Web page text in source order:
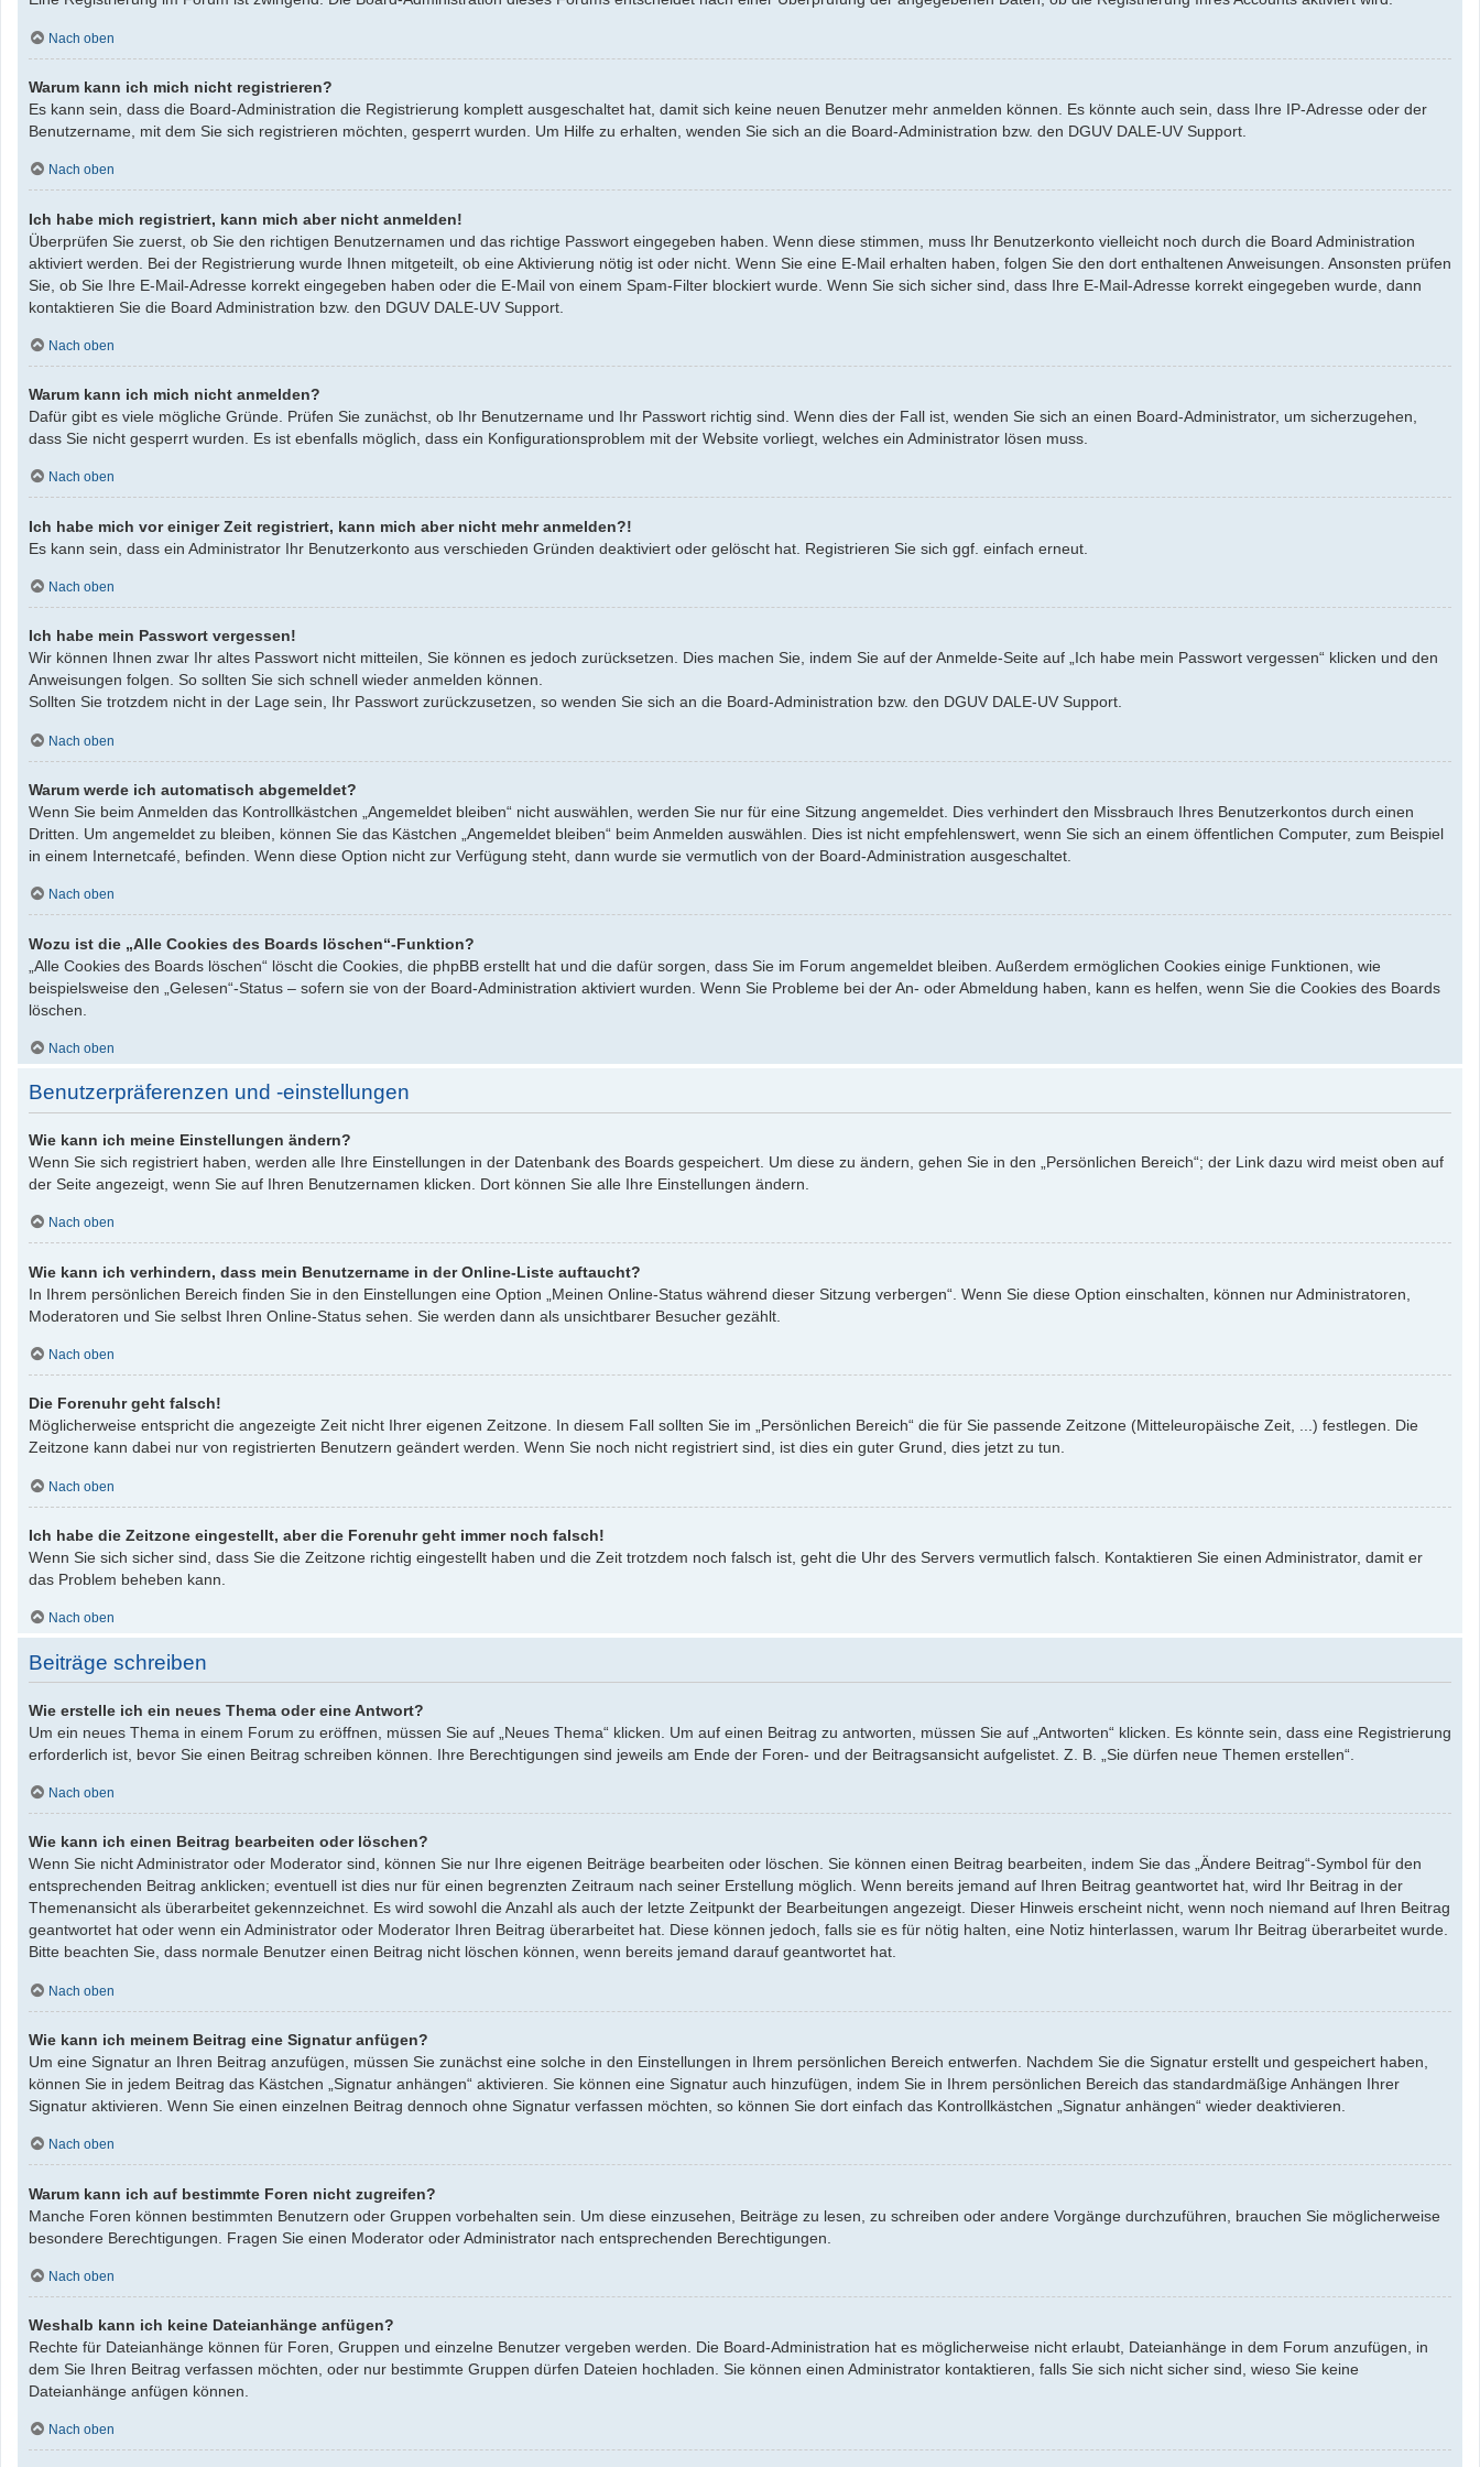
Nach oben
Warum kann ich mich nicht registrieren?
Es kann sein, dass die Board-Administration die Registrierung komplett ausgeschaltet hat, damit sich keine neuen Benutzer mehr anmelden können. Es könnte auch sein, dass Ihre IP-Adresse oder der
Benutzername, mit dem Sie sich registrieren möchten, gesperrt wurden. Um Hilfe zu erhalten, wenden Sie sich an die Board-Administration bzw. den DGUV DALE-UV Support.
Nach oben
Ich habe mich registriert, kann mich aber nicht anmelden!
Überprüfen Sie zuerst, ob Sie den richtigen Benutzernamen und das richtige Passwort eingegeben haben. Wenn diese stimmen, muss Ihr Benutzerkonto vielleicht noch durch die Board Administration
aktiviert werden. Bei der Registrierung wurde Ihnen mitgeteilt, ob eine Aktivierung nötig ist oder nicht. Wenn Sie eine E-Mail erhalten haben, folgen Sie den dort enthaltenen Anweisungen. Ansonsten prüfen
Sie, ob Sie Ihre E-Mail-Adresse korrekt eingegeben haben oder die E-Mail von einem Spam-Filter blockiert wurde. Wenn Sie sich sicher sind, dass Ihre E-Mail-Adresse korrekt eingegeben wurde, dann
kontaktieren Sie die Board Administration bzw. den DGUV DALE-UV Support.
Nach oben
Warum kann ich mich nicht anmelden?
Dafür gibt es viele mögliche Gründe. Prüfen Sie zunächst, ob Ihr Benutzername und Ihr Passwort richtig sind. Wenn dies der Fall ist, wenden Sie sich an einen Board-Administrator, um sicherzugehen,
dass Sie nicht gesperrt wurden. Es ist ebenfalls möglich, dass ein Konfigurationsproblem mit der Website vorliegt, welches ein Administrator lösen muss.
Nach oben
Ich habe mich vor einiger Zeit registriert, kann mich aber nicht mehr anmelden?!
Es kann sein, dass ein Administrator Ihr Benutzerkonto aus verschieden Gründen deaktiviert oder gelöscht hat. Registrieren Sie sich ggf. einfach erneut.
Nach oben
Ich habe mein Passwort vergessen!
Wir können Ihnen zwar Ihr altes Passwort nicht mitteilen, Sie können es jedoch zurücksetzen. Dies machen Sie, indem Sie auf der Anmelde-Seite auf „Ich habe mein Passwort vergessen“ klicken und den
Anweisungen folgen. So sollten Sie sich schnell wieder anmelden können.
Sollten Sie trotzdem nicht in der Lage sein, Ihr Passwort zurückzusetzen, so wenden Sie sich an die Board-Administration bzw. den DGUV DALE-UV Support.
Nach oben
Warum werde ich automatisch abgemeldet?
Wenn Sie beim Anmelden das Kontrollkästchen „Angemeldet bleiben“ nicht auswählen, werden Sie nur für eine Sitzung angemeldet. Dies verhindert den Missbrauch Ihres Benutzerkontos durch einen
Dritten. Um angemeldet zu bleiben, können Sie das Kästchen „Angemeldet bleiben“ beim Anmelden auswählen. Dies ist nicht empfehlenswert, wenn Sie sich an einem öffentlichen Computer, zum Beispiel
in einem Internetcafé, befinden. Wenn diese Option nicht zur Verfügung steht, dann wurde sie vermutlich von der Board-Administration ausgeschaltet.
Nach oben
Wozu ist die „Alle Cookies des Boards löschen“-Funktion?
„Alle Cookies des Boards löschen“ löscht die Cookies, die phpBB erstellt hat und die dafür sorgen, dass Sie im Forum angemeldet bleiben. Außerdem ermöglichen Cookies einige Funktionen, wie
beispielsweise den „Gelesen“-Status – sofern sie von der Board-Administration aktiviert wurden. Wenn Sie Probleme bei der An- oder Abmeldung haben, kann es helfen, wenn Sie die Cookies des Boards
löschen.
Nach oben
Benutzerpräferenzen und -einstellungen
Wie kann ich meine Einstellungen ändern?
Wenn Sie sich registriert haben, werden alle Ihre Einstellungen in der Datenbank des Boards gespeichert. Um diese zu ändern, gehen Sie in den „Persönlichen Bereich“; der Link dazu wird meist oben auf
der Seite angezeigt, wenn Sie auf Ihren Benutzernamen klicken. Dort können Sie alle Ihre Einstellungen ändern.
Nach oben
Wie kann ich verhindern, dass mein Benutzername in der Online-Liste auftaucht?
In Ihrem persönlichen Bereich finden Sie in den Einstellungen eine Option „Meinen Online-Status während dieser Sitzung verbergen“. Wenn Sie diese Option einschalten, können nur Administratoren,
Moderatoren und Sie selbst Ihren Online-Status sehen. Sie werden dann als unsichtbarer Besucher gezählt.
Nach oben
Die Forenuhr geht falsch!
Möglicherweise entspricht die angezeigte Zeit nicht Ihrer eigenen Zeitzone. In diesem Fall sollten Sie im „Persönlichen Bereich“ die für Sie passende Zeitzone (Mitteleuropäische Zeit, ...) festlegen. Die
Zeitzone kann dabei nur von registrierten Benutzern geändert werden. Wenn Sie noch nicht registriert sind, ist dies ein guter Grund, dies jetzt zu tun.
Nach oben
Ich habe die Zeitzone eingestellt, aber die Forenuhr geht immer noch falsch!
Wenn Sie sich sicher sind, dass Sie die Zeitzone richtig eingestellt haben und die Zeit trotzdem noch falsch ist, geht die Uhr des Servers vermutlich falsch. Kontaktieren Sie einen Administrator, damit er
das Problem beheben kann.
Nach oben
Beiträge schreiben
Wie erstelle ich ein neues Thema oder eine Antwort?
Um ein neues Thema in einem Forum zu eröffnen, müssen Sie auf „Neues Thema“ klicken. Um auf einen Beitrag zu antworten, müssen Sie auf „Antworten“ klicken. Es könnte sein, dass eine Registrierung
erforderlich ist, bevor Sie einen Beitrag schreiben können. Ihre Berechtigungen sind jeweils am Ende der Foren- und der Beitragsansicht aufgelistet. Z. B. „Sie dürfen neue Themen erstellen“.
Nach oben
Wie kann ich einen Beitrag bearbeiten oder löschen?
Wenn Sie nicht Administrator oder Moderator sind, können Sie nur Ihre eigenen Beiträge bearbeiten oder löschen. Sie können einen Beitrag bearbeiten, indem Sie das „Ändere Beitrag“-Symbol für den
entsprechenden Beitrag anklicken; eventuell ist dies nur für einen begrenzten Zeitraum nach seiner Erstellung möglich. Wenn bereits jemand auf Ihren Beitrag geantwortet hat, wird Ihr Beitrag in der
Themenansicht als überarbeitet gekennzeichnet. Es wird sowohl die Anzahl als auch der letzte Zeitpunkt der Bearbeitungen angezeigt. Dieser Hinweis erscheint nicht, wenn noch niemand auf Ihren Beitrag
geantwortet hat oder wenn ein Administrator oder Moderator Ihren Beitrag überarbeitet hat. Diese können jedoch, falls sie es für nötig halten, eine Notiz hinterlassen, warum Ihr Beitrag überarbeitet wurde.
Bitte beachten Sie, dass normale Benutzer einen Beitrag nicht löschen können, wenn bereits jemand darauf geantwortet hat.
Nach oben
Wie kann ich meinem Beitrag eine Signatur anfügen?
Um eine Signatur an Ihren Beitrag anzufügen, müssen Sie zunächst eine solche in den Einstellungen in Ihrem persönlichen Bereich entwerfen. Nachdem Sie die Signatur erstellt und gespeichert haben,
können Sie in jedem Beitrag das Kästchen „Signatur anhängen“ aktivieren. Sie können eine Signatur auch hinzufügen, indem Sie in Ihrem persönlichen Bereich das standardmäßige Anhängen Ihrer
Signatur aktivieren. Wenn Sie einen einzelnen Beitrag dennoch ohne Signatur verfassen möchten, so können Sie dort einfach das Kontrollkästchen „Signatur anhängen“ wieder deaktivieren.
Nach oben
Warum kann ich auf bestimmte Foren nicht zugreifen?
Manche Foren können bestimmten Benutzern oder Gruppen vorbehalten sein. Um diese einzusehen, Beiträge zu lesen, zu schreiben oder andere Vorgänge durchzuführen, brauchen Sie möglicherweise
besondere Berechtigungen. Fragen Sie einen Moderator oder Administrator nach entsprechenden Berechtigungen.
Nach oben
Weshalb kann ich keine Dateianhänge anfügen?
Rechte für Dateianhänge können für Foren, Gruppen und einzelne Benutzer vergeben werden. Die Board-Administration hat es möglicherweise nicht erlaubt, Dateianhänge in dem Forum anzufügen, in
dem Sie Ihren Beitrag verfassen möchten, oder nur bestimmte Gruppen dürfen Dateien hochladen. Sie können einen Administrator kontaktieren, falls Sie sich nicht sicher sind, wieso Sie keine
Dateianhänge anfügen können.
Nach oben